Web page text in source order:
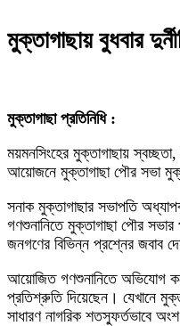
মুক্তাগাছায় বুধবার
মুক্তাগাছা প্রতিনিধি :
ময়মনসিংহের মুক্তাগাছায়
আয়োজনে মুক্তাগাছা পৌর সভা
সনাক মুক্তাগাছার সভাপতি
গণশুনানিতে মুক্তাগাছা পৌর
জনগণের বিভিন্ন প্রশ্নের জবাব
আয়োজিত গণশুনানিতে অভিযোগ
প্রতিশ্রুতি দিয়েছেন। যেখানে
সাধারণ নাগরিক শতস্ফুর্তভাবে